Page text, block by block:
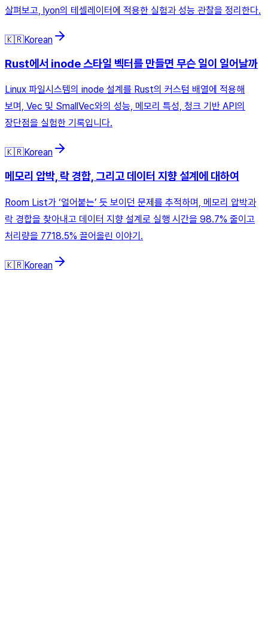
살펴보고, lyon의 테셀레이터에 적용한 실험과 성능 관찰을 정리한다.
🇰🇷Korean
Rust에서 inode 스타일 벡터를 만들면 무슨 일이 일어날까
Linux 파일시스템의 inode 설계를 Rust의 커스텀 배열에 적용해
보며, Vec 및 SmallVec와의 성능, 메모리 특성, 청크 기반 API의
장단점을 실험한 기록입니다.
🇰🇷Korean
메모리 압박, 락 경합, 그리고 데이터 지향 설계에 대하여
Room List가 ‘얼어붙는’ 듯 보이던 문제를 추적하며, 메모리 압박과
락 경합을 찾아내고 데이터 지향 설계로 실행 시간을 98.7% 줄이고
처리량을 7718.5% 끌어올린 이야기.
🇰🇷Korean